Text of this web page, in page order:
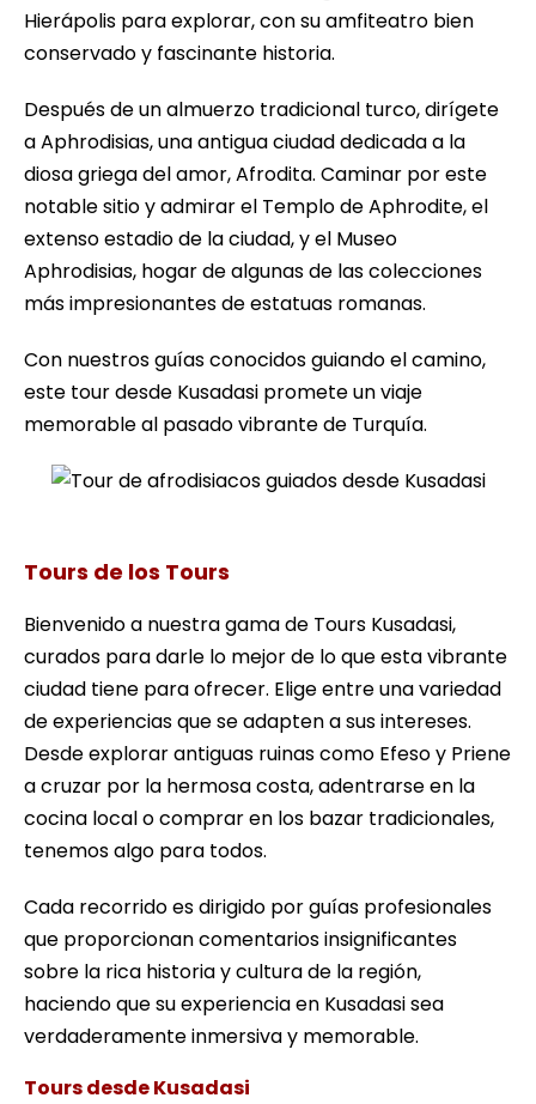
Hierápolis para explorar, con su amfiteatro bien
conservado y fascinante historia.
Después de un almuerzo tradicional turco, dirígete
a Aphrodisias, una antigua ciudad dedicada a la
diosa griega del amor, Afrodita. Caminar por este
notable sitio y admirar el Templo de Aphrodite, el
extenso estadio de la ciudad, y el Museo
Aphrodisias, hogar de algunas de las colecciones
más impresionantes de estatuas romanas.
Con nuestros guías conocidos guiando el camino,
este tour desde Kusadasi promete un viaje
memorable al pasado vibrante de Turquía.
Tours de los Tours
Bienvenido a nuestra gama de Tours Kusadasi,
curados para darle lo mejor de lo que esta vibrante
ciudad tiene para ofrecer. Elige entre una variedad
de experiencias que se adapten a sus intereses.
Desde explorar antiguas ruinas como Efeso y Priene
a cruzar por la hermosa costa, adentrarse en la
cocina local o comprar en los bazar tradicionales,
tenemos algo para todos.
Cada recorrido es dirigido por guías profesionales
que proporcionan comentarios insignificantes
sobre la rica historia y cultura de la región,
haciendo que su experiencia en Kusadasi sea
verdaderamente inmersiva y memorable.
Tours desde Kusadasi